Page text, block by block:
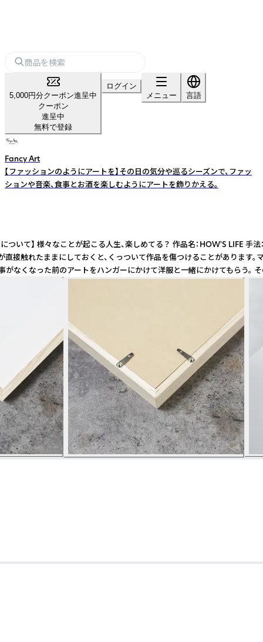
5,000円分クーポン進呈中
クーポン
進呈中
無料で登録
ログイン
メニュー
言語
Fancy Art
【ファッションのようにアートを】その日の気分や巡るシーズンで、ファッ
ションや音楽、食事とお酒を楽しむようにアートを飾りかえる。
】 様々なことが起こる人生、楽しめてる？ 作品名：HOW'S
れたままにしておくと、くっついて作品を傷つけることがあり
くなった前のアートをハンガーにかけて洋服と一緒にかけてもらう。